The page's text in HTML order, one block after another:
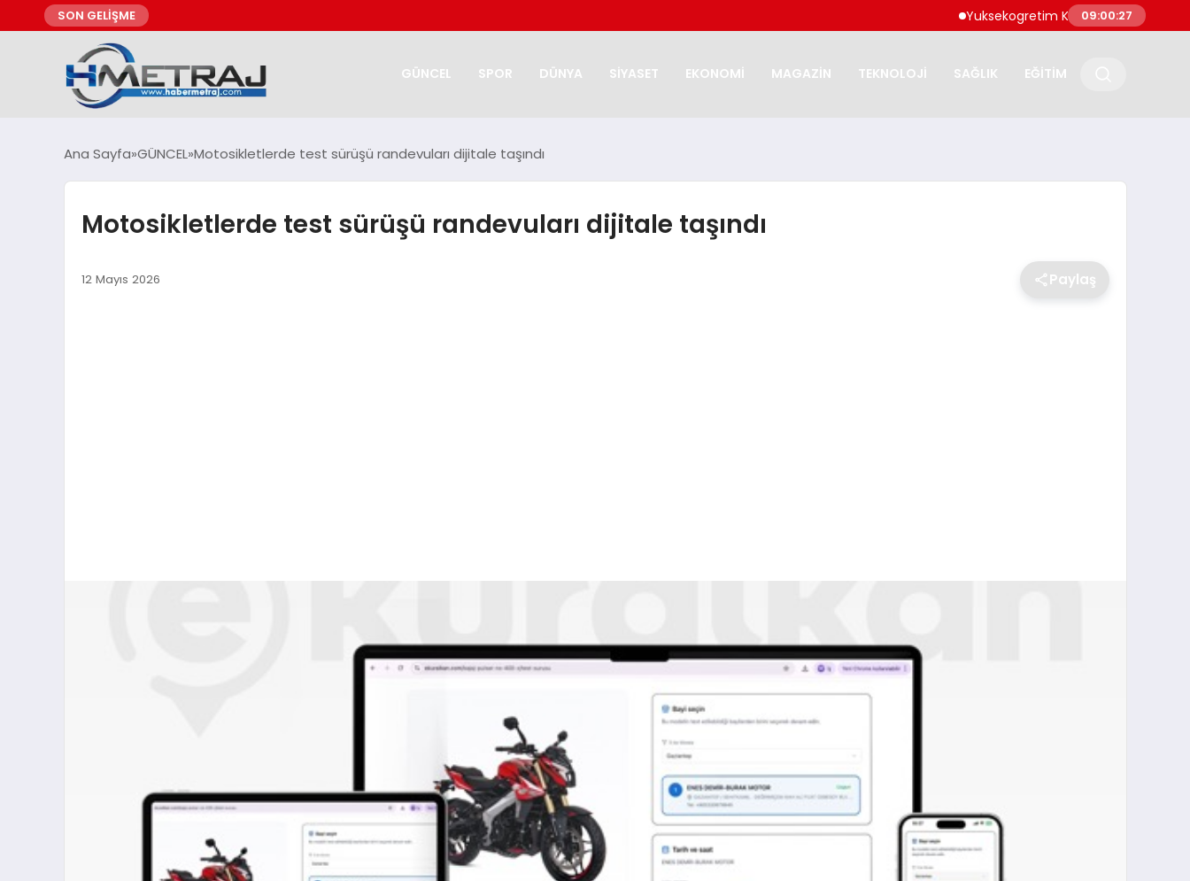
SON GELİŞME Yuksekogretim Kurumu Dijital Donusum
09:00:28
GÜNCEL SPOR DÜNYA SİYASET EKONOMİ MAGAZİN TEKNOLOJİ SAĞLIK EĞİTİM
Ana Sayfa GÜNCEL Motosikletlerde test sürüşü randevuları dijitale taşındı
Motosikletlerde test sürüşü randevuları dijitale taşındı
12 Mayıs 2026 Paylaş